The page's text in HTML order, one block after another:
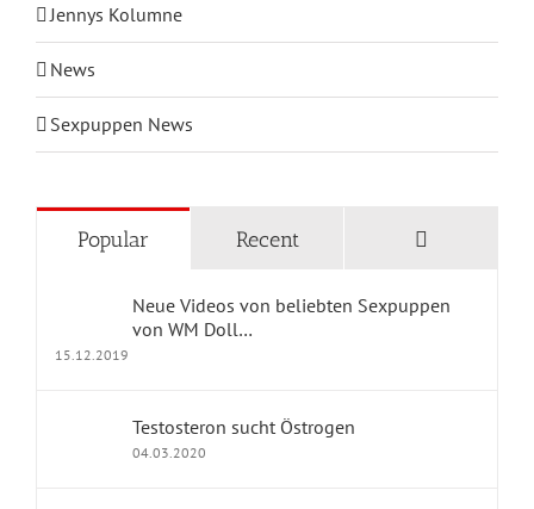
Jennys Kolumne
News
Sexpuppen News
Popular Recent
Neue Videos von beliebten Sexpuppen
von WM Doll…
15.12.2019
Testosteron sucht Östrogen
04.03.2020
KATEGORIEN
Geschichten mit Sexpuppen
Erfahrungsberichte